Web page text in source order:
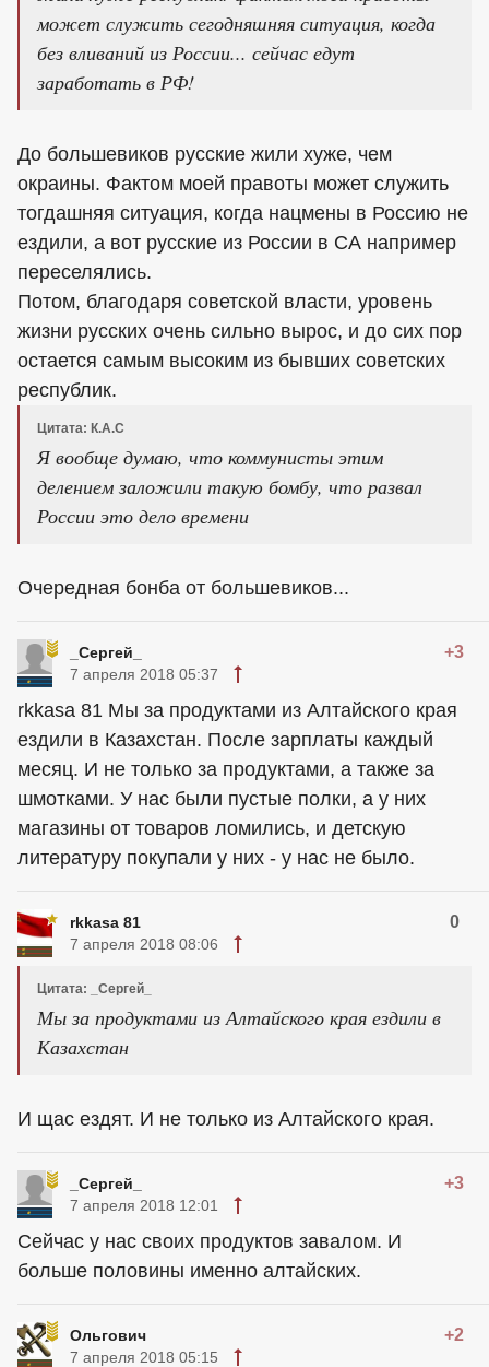
может служить сегодняшняя ситуация, когда
без вливаний из России... сейчас едут
заработать в РФ!
До большевиков русские жили хуже, чем
окраины. Фактом моей правоты может служить
тогдашняя ситуация, когда нацмены в Россию не
ездили, а вот русские из России в СА например
переселялись.
Потом, благодаря советской власти, уровень
жизни русских очень сильно вырос, и до сих пор
остается самым высоким из бывших советских
республик.
Цитата: К.А.С
Я вообще думаю, что коммунисты этим
делением заложили такую бомбу, что развал
России это дело времени
Очередная бонба от большевиков...
_Сергей_ +3
7 апреля 2018 05:37
rkkasa 81 Мы за продуктами из Алтайского края
ездили в Казахстан. После зарплаты каждый
месяц. И не только за продуктами, а также за
шмотками. У нас были пустые полки, а у них
магазины от товаров ломились, и детскую
литературу покупали у них - у нас не было.
rkkasa 81 0
7 апреля 2018 08:06
Цитата: _Сергей_
Мы за продуктами из Алтайского края ездили в
Казахстан
И щас ездят. И не только из Алтайского края.
_Сергей_ +3
7 апреля 2018 12:01
Сейчас у нас своих продуктов завалом. И
больше половины именно алтайских.
Ольгович +2
7 апреля 2018 05:15